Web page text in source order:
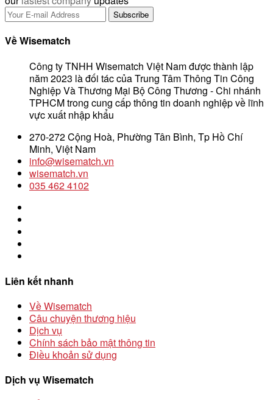
Về Wisematch
Công ty TNHH Wisematch Việt Nam được thành lập
năm 2023 là đối tác của Trung Tâm Thông Tin Công
Nghiệp Và Thương Mại Bộ Công Thương - Chi nhánh
TPHCM trong cung cấp thông tin doanh nghiệp về lĩnh
vực xuất nhập khẩu
270-272 Cộng Hoà, Phường Tân Bình, Tp Hồ Chí
Minh, Việt Nam
info@wisematch.vn
wisematch.vn
035 462 4102
Liên kết nhanh
Về Wisematch
Câu chuyện thương hiệu
Dịch vụ
Chính sách bảo mật thông tin
Điều khoản sử dụng
Dịch vụ Wisematch